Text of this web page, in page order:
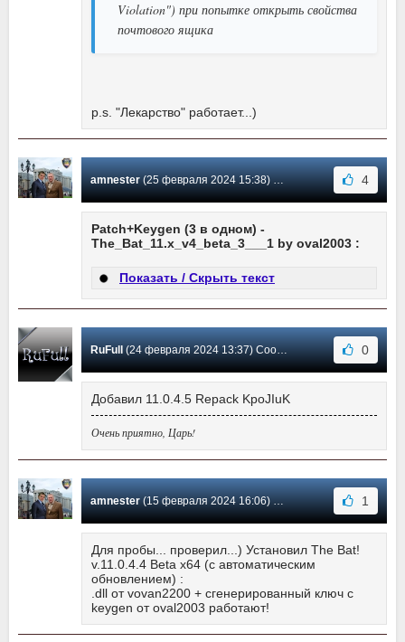
Violation") при попытке открыть свойства
почтового ящика
p.s. "Лекарство" работает...)
amnester(25 февраля 2024 15:38) Сообщение #2159 4
Patch+Keygen (3 в одном) -
The_Bat_11.x_v4_beta_3___1 by oval2003 :
Показать / Скрыть текст
RuFull (24 февраля 2024 13:37) Сообщение #2158 0
Добавил 11.0.4.5 Repack KpoJIuK
Очень приятно, Царь!
amnester(15 февраля 2024 16:06) Сообщение #2157 1
Для пробы... проверил...) Установил The Bat!
v.11.0.4.4 Beta x64 (с автоматическим
обновлением) :
.dll от vovan2200 + сгенерированный ключ с
keygen от oval2003 работают!